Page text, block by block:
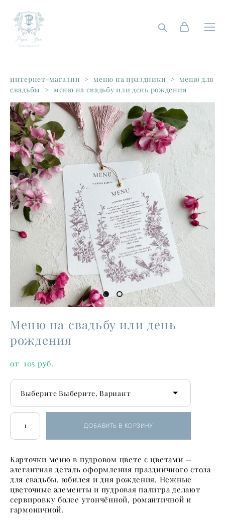
интернет-магазин > меню на праздники > меню для
свадьбы
> меню на свадьбу или день рождения
Меню на свадьбу или день
рождения
от 105 pуб.
Выберите Выберите, Вариант
ДОБАВИТЬ В КОРЗИНУ
Карточки меню в пудровом цвете с цветами —
элегантная деталь оформления праздничного стола
для свадьбы, юбилея и дня рождения. Нежные
цветочные элементы и пудровая палитра делают
сервировку более утончённой, романтичной и
гармоничной.